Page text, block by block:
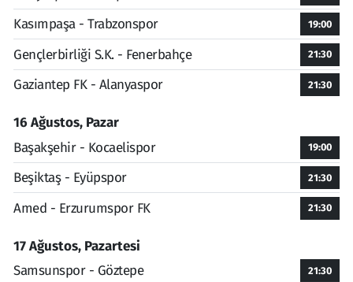
Kasımpaşa - Trabzonspor 19:00
Gençlerbirliği S.K. - Fenerbahçe 21:30
Gaziantep FK - Alanyaspor 21:30
16 Ağustos, Pazar
Başakşehir - Kocaelispor
19:00
Beşiktaş - Eyüpspor 21:30
Amed - Erzurumspor FK 21:30
17 Ağustos, Pazartesi
Samsunspor - Göztepe
21:30